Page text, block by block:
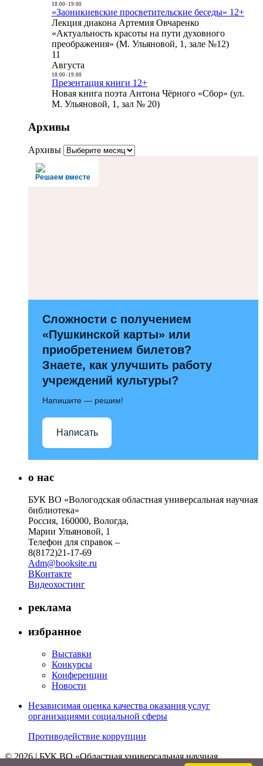
18:00- 19:00
«Заоникиевские просветительские беседы» 12+
Лекция диакона Артемия Овчаренко
«Актуальность красоты на пути духовного
преображения» (М. Ульяновой, 1, зале №12)
11
Августа
18:00- 19:00
Презентация книги 12+
Новая книга поэта Антона Чёрного «Сбор» (ул.
М. Ульяновой, 1, зал № 20)
Архивы
Архивы
Решаем вместе
Сложности с получением
«Пушкинской карты» или
приобретением билетов?
Знаете, как улучшить работу
учреждений культуры?
Напишите — решим!
Написать
о нас
БУК ВО «Вологодская областная универсальная научная
библиотека»
Россия, 160000, Вологда,
Марии Ульяновой, 1
Телефон для справок –
8(8172)21-17-69
Adm@booksite.ru
ВКонтакте
Видеохостинг
реклама
избранное
Выставки
Конкурсы
Конференции
Новости
Независимая оценка качества оказания услуг
организациями социальной сферы
Противодействие коррупции
© 2026 | БУК ВО «Областная универсальная научная